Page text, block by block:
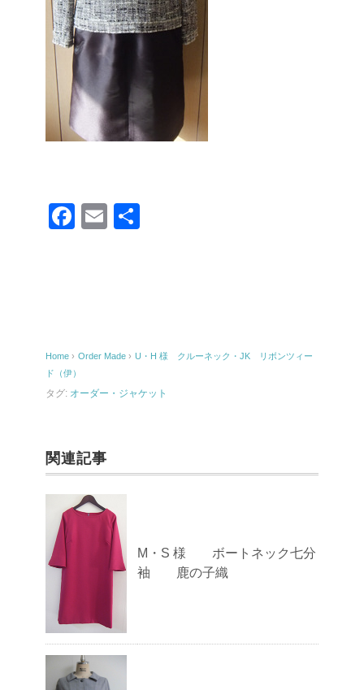
F
o
o
k
E
Home › Order Made › U・H 様 クルーネック・JK リボンツィー
ド（伊）
タグ: オーダー・ジャケット
関連記事
M・S 様 ボートネック七分
袖 鹿の子織